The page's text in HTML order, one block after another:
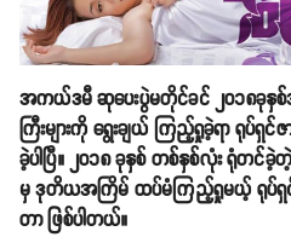
အကယ်ဒမီ ဆုပေးပွဲမတိုင်ခင် ၂၀၁၈ခုနှ
ကြီးများကို ရွေးချယ် ကြည့်ရှုခဲ့ရာ ရုပ်
ခဲ့ပါပြီ။ ၂၀၁၈ ခုနှစ် တစ်နှစ်လုံး ရုံတင်
မှ ဒုတိယအကြိမ် ထပ်မံကြည့်ရှုမယ့် ရုပ်ရှင်
တာ ဖြစ်ပါတယ်။